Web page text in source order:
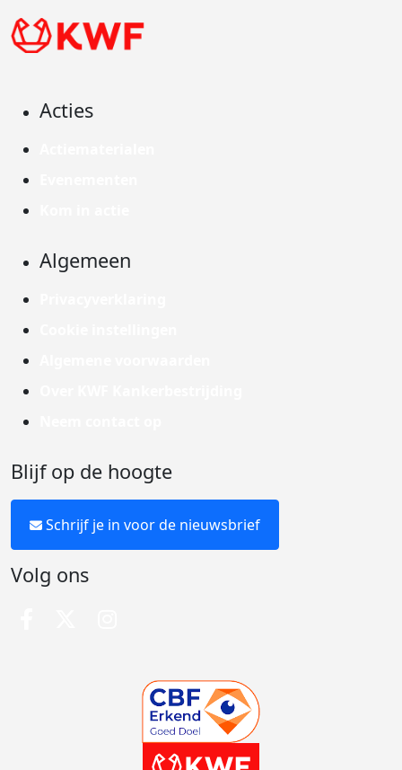
Acties
Algemeen
Blijf op de hoogte
Schrijf je in voor de nieuwsbrief
Volg ons